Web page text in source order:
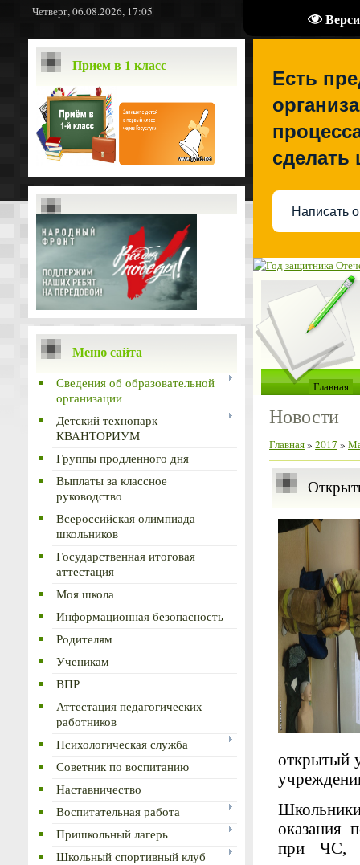
Четверг, 06.08.2026, 17:05
Прием в 1 класс
Меню сайта
Сведения об образовательной
организации
Детский технопарк
КВАНТОРИУМ
Группы продленного дня
Выплаты за классное
руководство
Всероссийская олимпиада
школьников
Государственная итоговая
аттестация
Моя школа
Информационная безопасность
Родителям
Ученикам
ВПР
Аттестация педагогических
работников
Психологическая служба
Советник по воспитанию
Наставничество
Воспитательная работа
Пришкольный лагерь
Школьный спортивный клуб
Есть
сделать
Написать
Главная
Новости
Главная» 2017 »
открытый
оказания
при ЧС,